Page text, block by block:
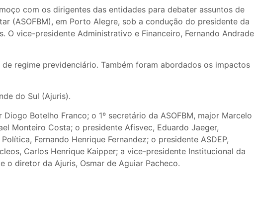
com os dirigentes das entidades para debater assuntos de
(ASOFBM), em Porto Alegre, sob a condução do presidente da
O vice-presidente Administrativo e Financeiro, Fernando Andrade
regime previdenciário. Também foram abordados os impactos
do Sul (Ajuris).
Botelho Franco; o 1º secretário da ASOFBM, major Marcelo
Monteiro Costa; o presidente Afisvec, Eduardo Jaeger,
Fernando Henrique Fernandez; o presidente ASDEP,
Carlos Henrique Kaipper; a vice-presidente Institucional da
o diretor da Ajuris, Osmar de Aguiar Pacheco.